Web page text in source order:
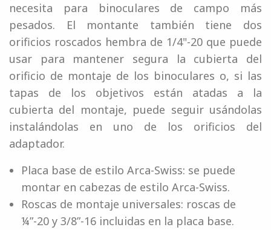
necesita para binoculares de campo más
pesados. El montante también tiene dos
orificios roscados hembra de 1/4"-20 que puede
usar para mantener segura la cubierta del
orificio de montaje de los binoculares o, si las
tapas de los objetivos están atadas a la
cubierta del montaje, puede seguir usándolas
instalándolas en uno de los orificios del
adaptador.
Placa base de estilo Arca-Swiss: se puede
montar en cabezas de estilo Arca-Swiss.
Roscas de montaje universales: roscas de
¼”-20 y 3/8”-16 incluidas en la placa base.